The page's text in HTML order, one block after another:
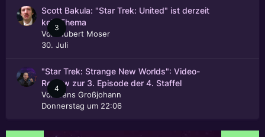
3
Scott Bakula: "Star Trek: United" ist derzeit
kein Thema
Von
Hubert Moser
30. Juli
4
"Star Trek: Strange New Worlds": Video-
Review zur 3. Episode der 4. Staffel
Von
Jens Großjohann
Donnerstag um 22:06